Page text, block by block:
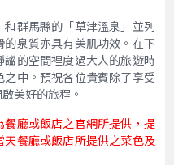
群馬縣的「草津溫泉」並列
泉質亦具有美肌功效。在下
的空間裡度過大人的旅遊時
中。預祝各位貴賓除了享受
美好的旅程。
廳或飯店之官網所提供，提
餐廳或飯店所提供之菜色及